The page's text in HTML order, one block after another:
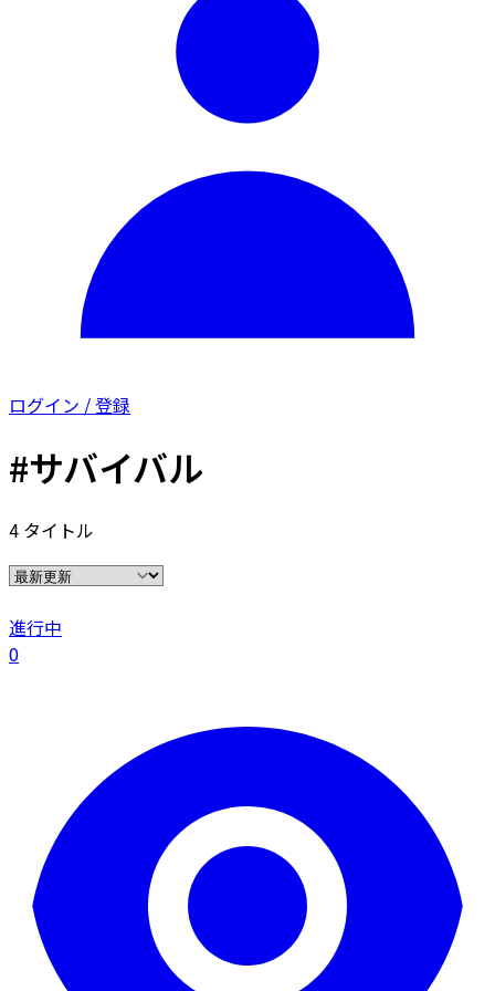
ログイン / 登録
#サバイバル
4 タイトル
進行中
0